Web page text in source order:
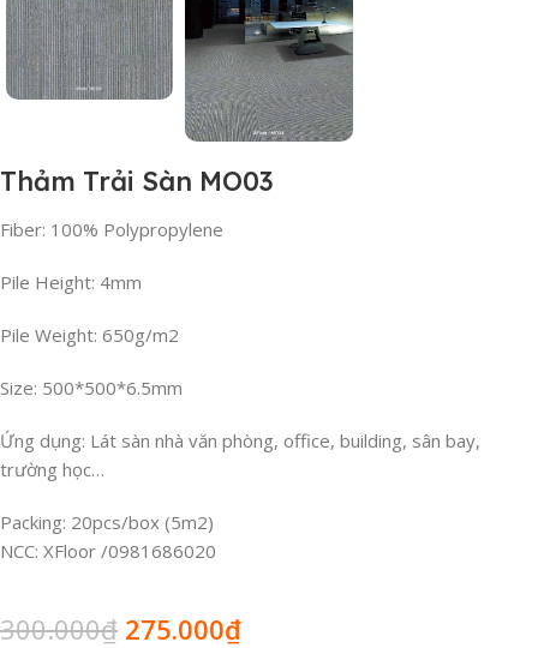
Thảm Trải Sàn MO03
Fiber: 100% Polypropylene
Pile Height: 4mm
Pile Weight: 650g/m2
Size: 500*500*6.5mm
Ứng dụng: Lát sàn nhà văn phòng, office, building, sân bay,
trường học…
Packing: 20pcs/box (5m2)
NCC: XFloor /0981686020
300.000₫ 275.000₫